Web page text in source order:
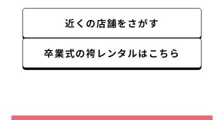
近くの店舗をさがす
卒業式の袴レンタルはこちら